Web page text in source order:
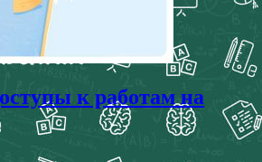
к работам на